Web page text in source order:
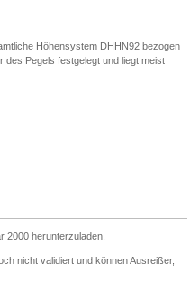
Höhensystem DHHN92 bezogen
des Pegels festgelegt und liegt meist
2000 herunterzuladen.
nicht validiert und können Ausreißer,